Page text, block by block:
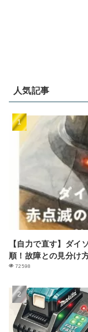
人気記事
【自力で直す】ダイ
順！故障との見分け
72598